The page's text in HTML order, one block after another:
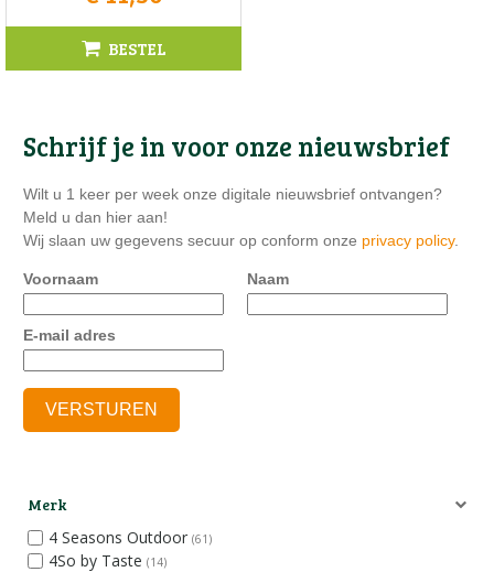
BESTEL
Schrijf je in voor onze nieuwsbrief
Wilt u 1 keer per week onze digitale nieuwsbrief ontvangen?
Meld u dan hier aan!
Wij slaan uw gegevens secuur op conform onze privacy policy.
Voornaam Naam
E-mail adres
Merk
4 Seasons Outdoor (61)
4So by Taste (14)